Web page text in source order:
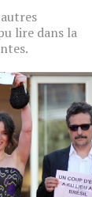
lire dans la